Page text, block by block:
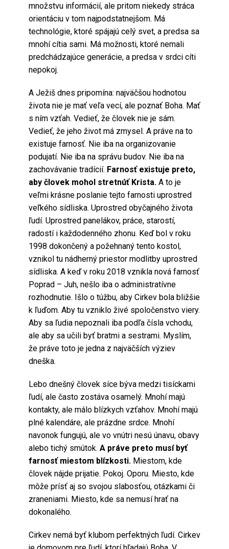
množstvu informácií, ale pritom niekedy stráca
orientáciu v tom najpodstatnejšom. Má
technológie, ktoré spájajú celý svet, a predsa sa
mnohí cítia sami. Má možnosti, ktoré nemali
predchádzajúce generácie, a predsa v srdci cíti
nepokoj.
A Ježiš dnes pripomína: najväčšou hodnotou
života nie je mať veľa vecí, ale poznať Boha. Mať
s ním vzťah. Vedieť, že človek nie je sám.
Vedieť, že jeho život má zmysel. A práve na to
existuje farnosť. Nie iba na organizovanie
podujatí. Nie iba na správu budov. Nie iba na
zachovávanie tradícií. Farnosť existuje preto,
aby človek mohol stretnúť Krista. A to je
veľmi krásne poslanie tejto farnosti uprostred
veľkého sídliska. Uprostred obyčajného života
ľudí. Uprostred panelákov, práce, starostí,
radostí i každodenného zhonu. Keď bol v roku
1998 dokončený a požehnaný tento kostol,
vznikol tu nádherný priestor modlitby uprostred
sídliska. A keď v roku 2018 vznikla nová farnosť
Poprad – Juh, nešlo iba o administratívne
rozhodnutie. Išlo o túžbu, aby Cirkev bola bližšie
k ľuďom. Aby tu vzniklo živé spoločenstvo viery.
Aby sa ľudia nepoznali iba podľa čísla vchodu,
ale aby sa učili byť bratmi a sestrami. Myslím,
že práve toto je jedna z najväčších výziev
dneška.
Lebo dnešný človek síce býva medzi tisíckami
ľudí, ale často zostáva osamelý. Mnohí majú
kontakty, ale málo blízkych vzťahov. Mnohí majú
plné kalendáre, ale prázdne srdce. Mnohí
navonok fungujú, ale vo vnútri nesú únavu, obavy
alebo tichý smútok. A práve preto musí byť
farnosť miestom blízkosti. Miestom, kde
človek nájde prijatie. Pokoj. Oporu. Miesto, kde
môže prísť aj so svojou slabosťou, otázkami či
zraneniami. Miesto, kde sa nemusí hrať na
dokonalého.
Cirkev nemá byť klubom perfektných ľudí. Cirkev